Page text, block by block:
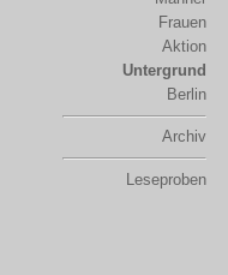
Frauen
Aktion
Untergrund
Berlin
Archiv
Leseproben